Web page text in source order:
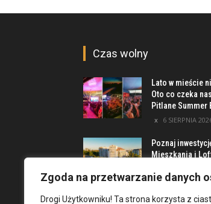
Zgoda na przetwarzanie danych
Drogi Użytkowniku! Ta strona korzysta z
Czas wolny
Lato w mieście
Oto co czeka
Pitlane Summer
6 SIERPNIA
Poznaj
Mieszkania i
5 SIERPNIA